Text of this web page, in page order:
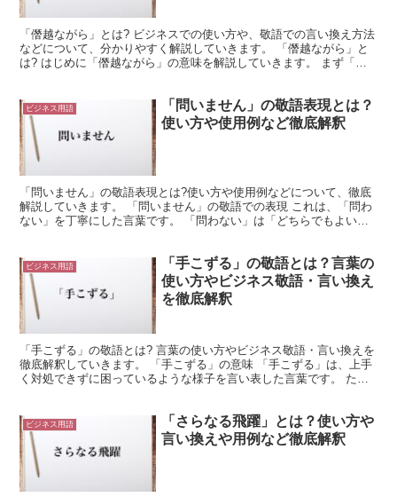
「僭越ながら」とは? ビジネスでの使い方や、敬語での言い換え方法
などについて、分かりやすく解説していきます。 「僭越ながら」と
は? はじめに「僭越ながら」の意味を解説していきます。 まず「僭
ビジネス用語
「問いません」の敬語表現とは？
使い方や使用例など徹底解釈
「問いません」の敬語表現とは?使い方や使用例などについて、徹底
解説していきます。 「問いません」の敬語での表現 これは、「問わ
ない」を丁寧にした言葉です。 「問わない」は「どちらでもよい」
ビジネス用語
「手こずる」の敬語とは？言葉の
使い方やビジネス敬語・言い換え
を徹底解釈
「手こずる」の敬語とは? 言葉の使い方やビジネス敬語・言い換えを
徹底解釈していきます。 「手こずる」の意味 「手こずる」は、上手
く対処できずに困っているような様子を言い表した言葉です。 たと
ビジネス用語
「さらなる飛躍」とは？使い方や
言い換えや用例など徹底解釈